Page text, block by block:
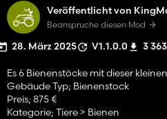
Veröffentlicht von
Beanspruche diesen Mod
28. März 2025 V1.1.0.0 3 363
Es 6 Bienenstöcke mit dieser
Gebäude Typ; Bienenstock
Preis; 875 €
Kategorie; Tiere > Bienen